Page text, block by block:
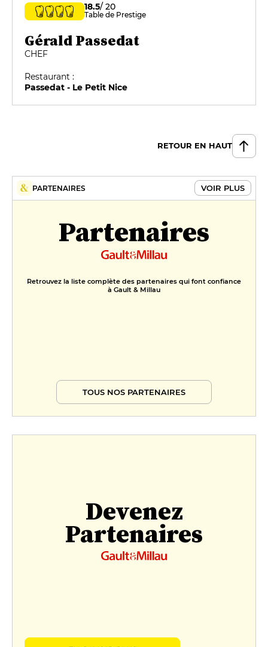
18.5/ 20
Table de Prestige
Gérald Passedat
CHEF
Restaurant :
Passedat - Le Petit Nice
RETOUR EN HAUT
PARTENAIRES VOIR PLUS
Partenaires
Retrouvez la liste complète des partenaires qui font confiance
à Gault & Millau
TOUS NOS PARTENAIRES
Devenez
Partenaires